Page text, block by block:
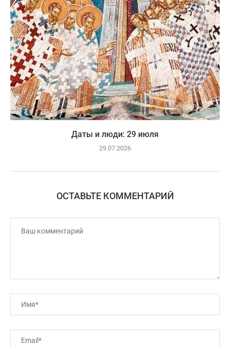
Даты и люди: 29 июля
29.07.2026
ОСТАВЬТЕ КОММЕНТАРИЙ